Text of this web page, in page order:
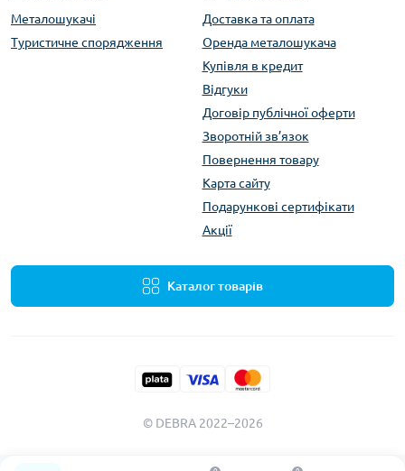
Металошукачі
Туристичне спорядження
Доставка та оплата
Оренда металошукача
Купівля в кредит
Відгуки
Договір публічної оферти
Зворотній зв’язок
Повернення товару
Карта сайту
Подарункові сертифікати
Акції
Каталог товарів
© DEBRA 2022–2026